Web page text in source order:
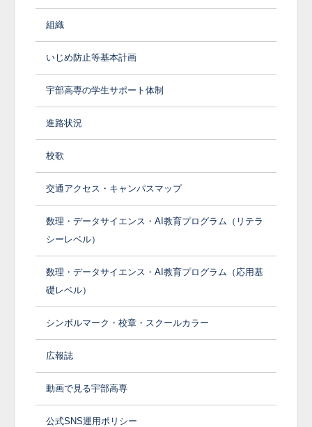
組織
いじめ防止等基本計画
宇部高専の学生サポート体制
進路状況
校歌
交通アクセス・キャンパスマップ
数理・データサイエンス・AI教育プログラム（リテラ
シーレベル）
数理・データサイエンス・AI教育プログラム（応用基
礎レベル）
シンボルマーク・校章・スクールカラー
広報誌
動画で見る宇部高専
公式SNS運用ポリシー